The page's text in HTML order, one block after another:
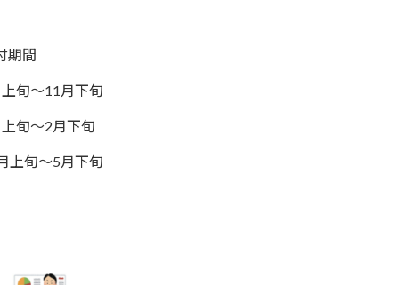
期間
旬～11月下旬
旬～2月下旬
上旬～5月下旬